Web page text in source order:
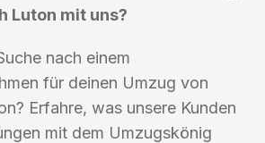
Luton mit uns?
nach einem
für deinen Umzug von
Erfahre, was unsere Kunden
mit dem Umzugskönig